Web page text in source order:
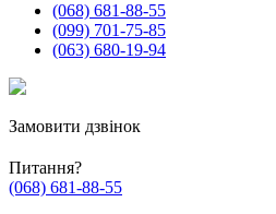
(068) 681-88-55
(099) 701-75-85
(063) 680-19-94
Замовити дзвінок
Питання?
(068) 681-88-55